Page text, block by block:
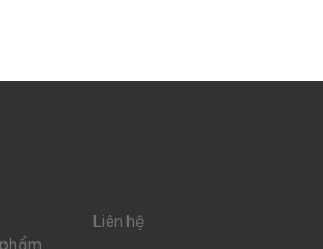
Liên hệ